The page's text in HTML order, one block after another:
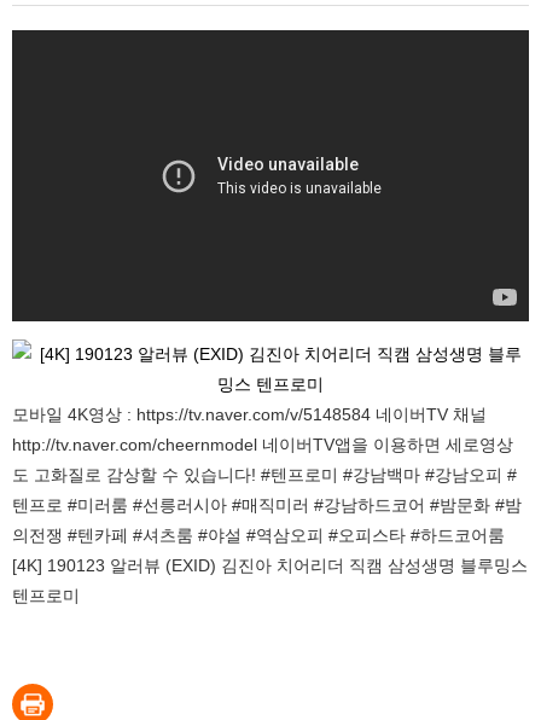
모바일 4K영상 : https://tv.naver.com/v/5148584 네이버TV 채널
http://tv.naver.com/cheernmodel 네이버TV앱을 이용하면 세로영상
도 고화질로 감상할 수 있습니다! #텐프로미 #강남백마 #강남오피 #
텐프로 #미러룸 #선릉러시아 #매직미러 #강남하드코어 #밤문화 #밤
의전쟁 #텐카페 #셔츠룸 #야설 #역삼오피 #오피스타 #하드코어룸
[4K] 190123 알러뷰 (EXID) 김진아 치어리더 직캠 삼성생명 블루밍스
텐프로미